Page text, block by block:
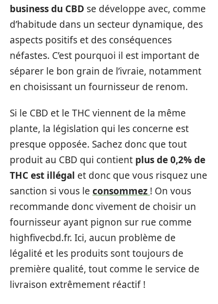
business du CBD se développe avec, comme
d’habitude dans un secteur dynamique, des
aspects positifs et des conséquences
néfastes. C’est pourquoi il est important de
séparer le bon grain de l’ivraie, notamment
en choisissant un fournisseur de renom.
Si le CBD et le THC viennent de la même
plante, la législation qui les concerne est
presque opposée. Sachez donc que tout
produit au CBD qui contient plus de 0,2% de
THC est illégal et donc que vous risquez une
sanction si vous le consommez ! On vous
recommande donc vivement de choisir un
fournisseur ayant pignon sur rue comme
highfivecbd.fr. Ici, aucun problème de
légalité et les produits sont toujours de
première qualité, tout comme le service de
livraison extrêmement réactif !